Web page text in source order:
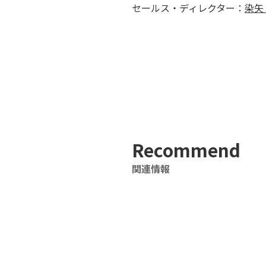
セールス・ディレクター： 染
Recommend
関連情報